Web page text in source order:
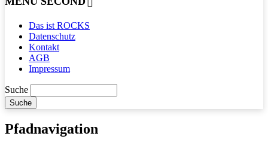
Das ist ROCKS
Datenschutz
Kontakt
AGB
Impressum
Suche
Pfadnavigation